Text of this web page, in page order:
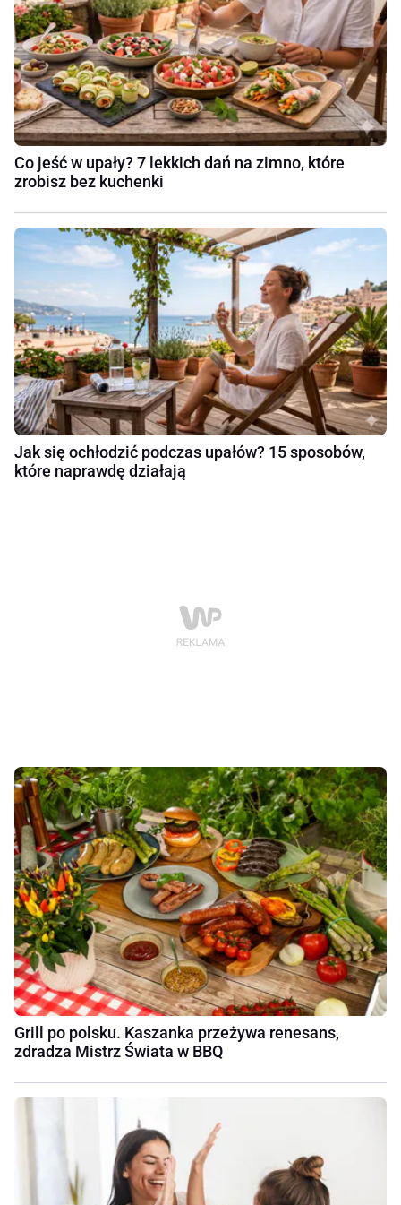
Co jeść w upały? 7 lekkich dań na zimno, które
zrobisz bez kuchenki
Jak się ochłodzić podczas upałów? 15 sposobów,
które naprawdę działają
Grill po polsku. Kaszanka przeżywa renesans,
zdradza Mistrz Świata w BBQ